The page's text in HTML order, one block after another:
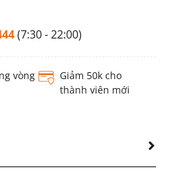
(7:30 - 22:00)
vòng
Giảm 50k cho
thành viên mới